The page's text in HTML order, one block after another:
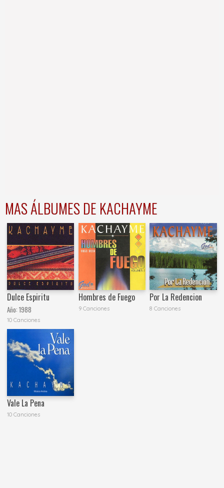
MAS ÁLBUMES DE KACHAYME
Dulce Espiritu
Año:1988
10 Canciones
Hombres de Fuego
9 Canciones
Por La Redencion
8 Canciones
Vale La Pena
10 Canciones